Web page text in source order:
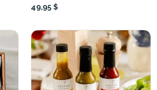
49,95 $